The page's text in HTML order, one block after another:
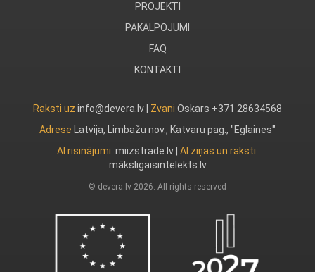
PROJEKTI
PAKALPOJUMI
FAQ
KONTAKTI
Raksti uz info@devera.lv | Zvani Oskars +371 28634568
Adrese
Latvija, Limbažu nov., Katvaru pag., "Eglaines"
AI risinājumi: miizstrade.lv AI ziņas un raksti:
māksligaisintelekts.lv
© devera.lv 2026. All rights reserved